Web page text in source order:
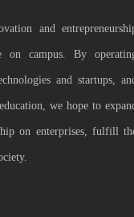
and
on campus. By
and startups,
we hope to
on enterprises, fulfill